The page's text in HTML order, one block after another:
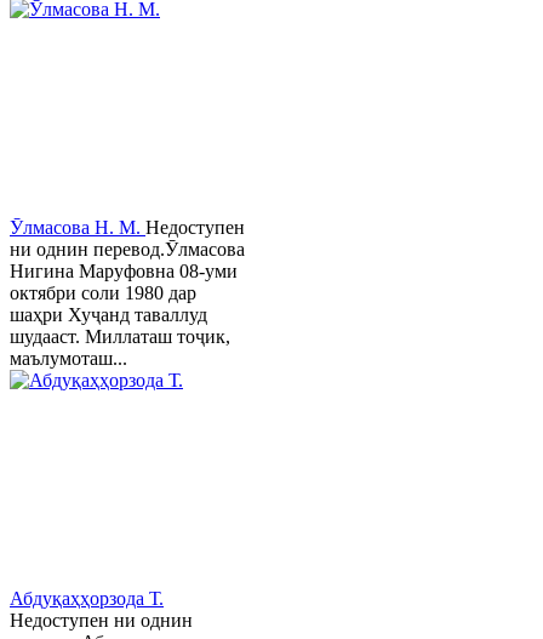
Ӯлмасова Н. М. Недоступен
ни однин перевод.Ӯлмасова
Нигина Маруфовна 08-уми
октябри соли 1980 дар
шаҳри Хуҷанд таваллуд
шудааст. Миллаташ тоҷик,
маълумоташ...
Абдуқаҳҳорзода Т.
Недоступен ни однин